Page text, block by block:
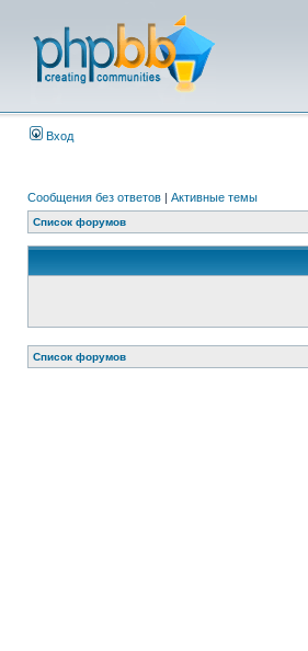
Вход
Сообщения без ответов | Активные темы
Список форумов
Список форумов